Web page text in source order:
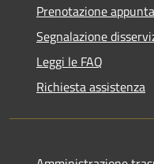
Prenotazione
Segnalazione
Leggi le FAQ
Richiesta assistenza